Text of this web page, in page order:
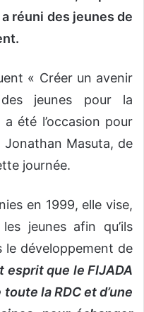
réuni des jeunes de
« Créer un avenir
des jeunes pour la
été l’occasion pour
Jonathan Masuta, de
journée.
en 1999, elle vise,
jeunes afin qu’ils
le développement de
esprit que le FIJADA
la RDC et d’une